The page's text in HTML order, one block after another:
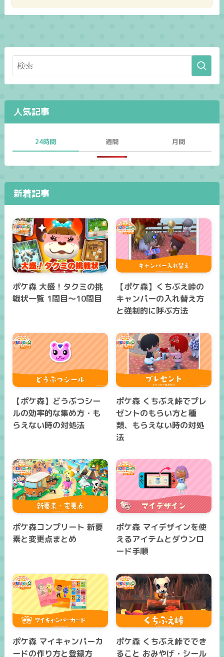
人気記事
24時間 週間 月間
新着記事
ポケ森 大盛！タクミの挑
戦状一覧 1問目～10問目
【ポケ森】くちぶえ峠の
キャンパーの入れ替え方
と強制的に呼ぶ方法
【ポケ森】どうぶつシー
ルの効率的な集め方・も
らえない時の対処法
ポケ森 くちぶえ峠でプレ
ゼントのもらい方と種
類、もらえない時の対処
法
ポケ森コンプリート 新要
素と変更点まとめ
ポケ森 マイデザインを使
えるアイテムとダウンロ
ード手順
ポケ森 マイキャンパーカ
ードの作り方と登録方
ポケ森 くちぶえ峠ででき
ること おみやげ・シール